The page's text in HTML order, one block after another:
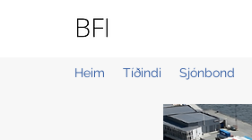
Heim Tíðindi Sjónbond